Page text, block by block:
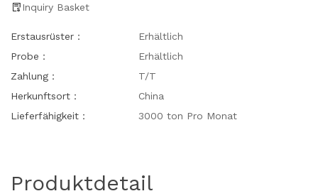
Inquiry Basket
Erstausrüster：
Erhältlich
Probe：
Erhältlich
Zahlung：
T/T
Herkunftsort：
China
Lieferfähigkeit：
3000 ton Pro Monat
Produktdetail